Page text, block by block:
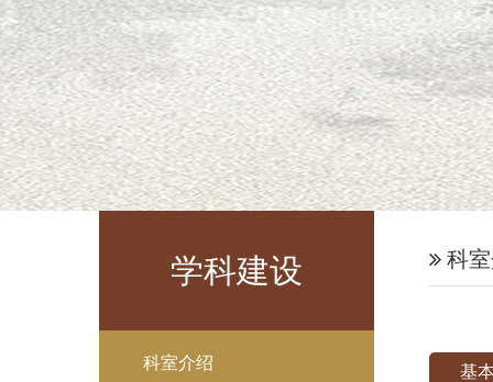
学科建设
科室介绍
科
基